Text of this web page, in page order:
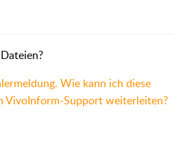
Wie kann ich diese
VivoInform-Support weiterleiten?